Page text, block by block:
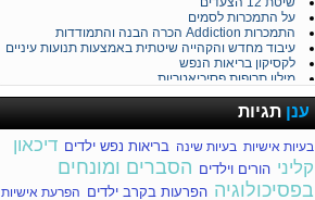
על התמכרות לסמים
התמכרות Addiction הכרה הבנה והתמודדות
עיבוד מחדש והקהייה שיטתית באמצעות תנועות עיניים
לקסיקון בריאות הנפש
מילון תרופות פסיכיאטריות
סכיזופרניה - Schizophrenia
זה לא אחד אלה שניים – על פיצול אישיות
חיפשת פסיכולוג מומלץ בחיפה?
איך תדעו שהילד צריך טיפול נפשי?
קורות חיים וניסיון מקצועי - ד"ר יעל סגל טרייביש
מידע על ריטלין Ritalin
מידע על רסיטל Recital
ענן תגיות
בעיות אישיות בעיות שינה בריאות נפש ילדים דיכאון
קליני הורים וילדים הסברים ומונחים
בפסיכולוגיה הפרעות בקרב ילדים הפרעת אישיות